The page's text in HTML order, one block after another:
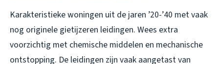
Karakteristieke woningen uit de jaren ’20-’40 met vaak
nog originele gietijzeren leidingen. Wees extra
voorzichtig met chemische middelen en mechanische
ontstopping. De leidingen zijn vaak aangetast van